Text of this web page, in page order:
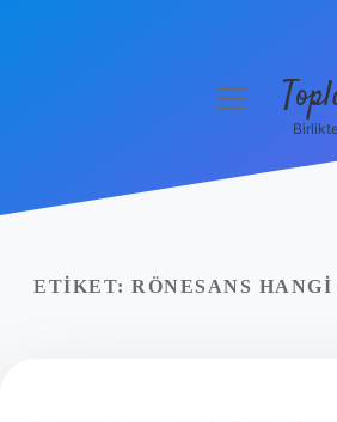
Yasal Uyarı
menüyü
ETIKET: RÖNESANS